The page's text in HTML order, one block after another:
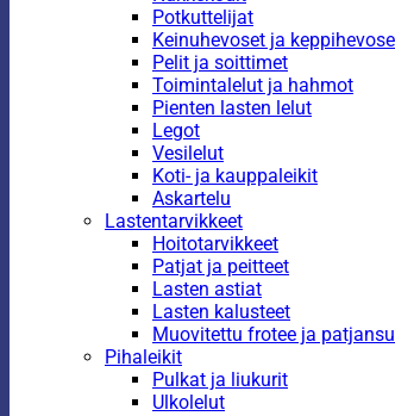
Potkuttelijat
Keinuhevoset ja
Pelit ja soittimet
Toimintalelut ja hahmot
Pienten lasten lelut
Legot
Vesilelut
Koti- ja kauppaleikit
Askartelu
Lastentarvikkeet
Hoitotarvikkeet
Patjat ja peitteet
Lasten astiat
Lasten kalusteet
Muovitettu frotee ja
Pihaleikit
Pulkat ja liukurit
Ulkolelut